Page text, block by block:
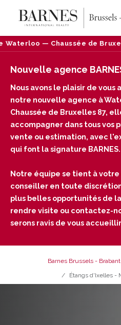
87, 1410 Waterloo — Tél
Nouvelle agence
Nous avons le plaisir de
notre nouvelle agence à
Chaussée de Bruxelles 87,
accompagner dans tous vos
vente ou estimation, avec
qui font la signature BARNES.
Notre équipe se tient à votre
conseiller en toute
plus belles opportunités de
rendre visite ou contactez-
serons ravis de vous
Barnes Brussels - Brabant
Étangs d'Ixelles -